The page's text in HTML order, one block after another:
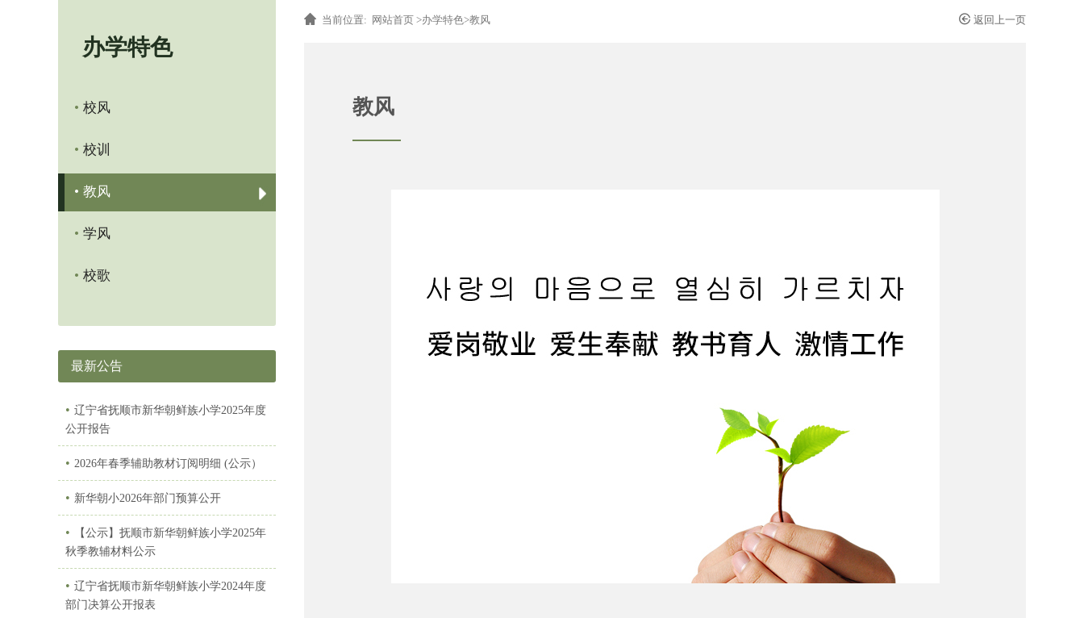
办学特色
• 校风
• 校训
• 教风
• 学风
• 校歌
最新公告
• 辽宁省抚顺市新华朝鲜族小学2025年度
公开报告
• 2026年春季辅助教材订阅明细 (公示）
• 新华朝小2026年部门预算公开
•
【公示】抚顺市新华朝鲜族小学2025年
秋季教辅材料公示
• 辽宁省抚顺市新华朝鲜族小学2024年度
部门决算公开报表
 当前位置: 网站首页 >办学特色>教风  返回上一页
教风